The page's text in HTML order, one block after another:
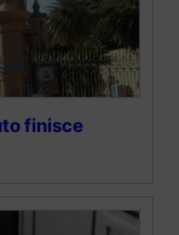
finisce